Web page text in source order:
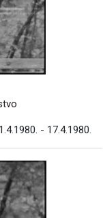
1.4.1980. - 17.4.1980.